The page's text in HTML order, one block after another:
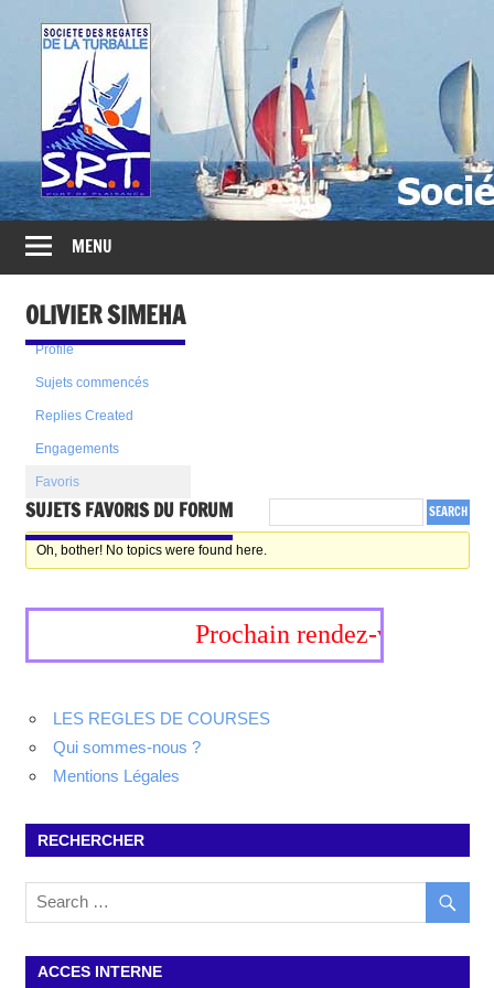
Société
des
Régates
Turballaises
MENU
OLIVIER SIMEHA
Profile
Sujets commencés
Replies Created
Engagements
Favoris
SUJETS FAVORIS DU FORUM
Oh, bother! No topics were found here.
Prochain rendez-vous, 19-
LES REGLES DE COURSES
Qui sommes-nous ?
Mentions Légales
RECHERCHER
ACCES INTERNE